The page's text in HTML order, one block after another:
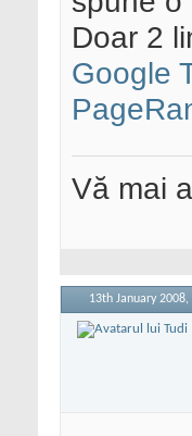
Doar 2
Google
Vă mai
13th January 2008,